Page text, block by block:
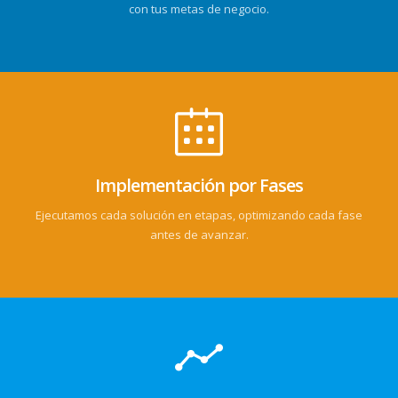
con tus metas de negocio.
Implementación por Fases
Ejecutamos cada solución en etapas, optimizando cada fase
antes de avanzar.